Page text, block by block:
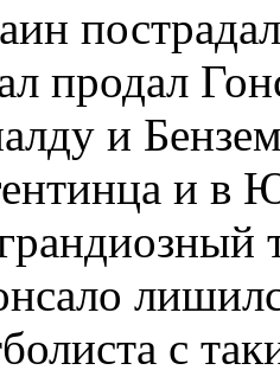
продал
и
и в
с